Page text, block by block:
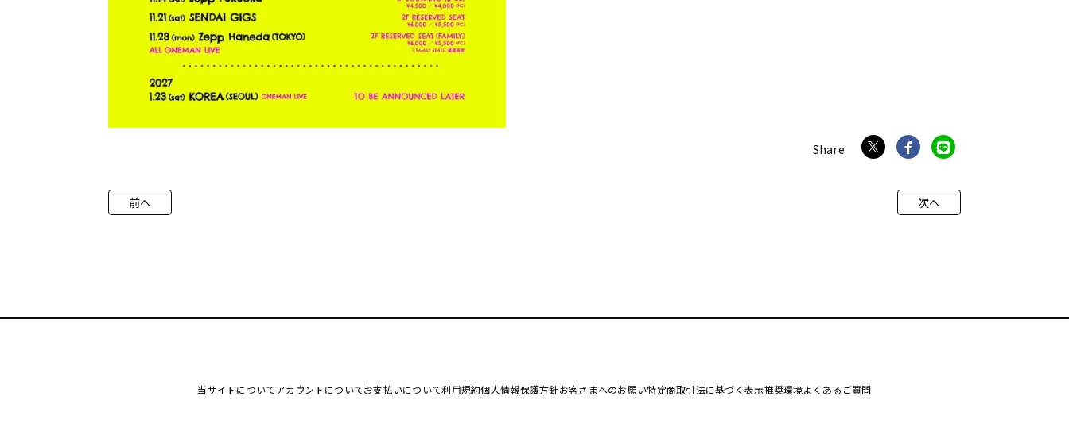
前へ 次へ
当サイトについてアカウントについてお支払いについて利用規約個人情報保護方針お客さまへのお願い特定商取引法に基づく表示推奨環境よくあるご質問